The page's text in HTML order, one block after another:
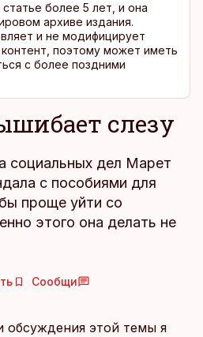
более 5 лет, и она
архиве издания.
и не модифицирует
поэтому может иметь
с более поздними
слезу
социальных дел Марет
с пособиями для
проще уйти со
этого она делать не
Сообщи
обсуждения этой темы я